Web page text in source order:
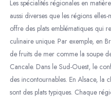
Les spécialités régionales en
aussi diverses que les régions
offre des plats emblématiques qui
culinaire unique. Par exemple, en
de fruits de mer comme la soupe
Cancale. Dans le Sud-Ouest, le
des incontournables. En Alsace, la
sont des plats typiques. Chaque